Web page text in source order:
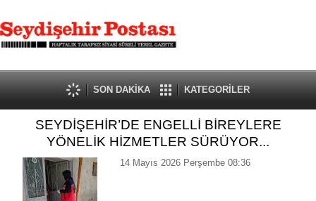
SON DAKİKA KATEGORİLER
SEYDİŞEHİR’DE ENGELLİ BİREYLERE
YÖNELİK HİZMETLER SÜRÜYOR...
14 Mayıs 2026 Perşembe 08:36